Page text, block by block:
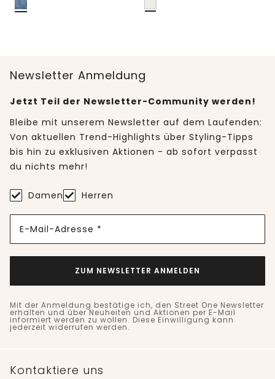
Newsletter Anmeldung
Jetzt Teil der Newsletter-Community werden!
Bleibe mit unserem Newsletter auf dem Laufenden:
Von aktuellen Trend-Highlights über Styling-Tipps
bis hin zu exklusiven Aktionen - ab sofort verpasst
du nichts mehr!
Damen Herren
E-Mail-Adresse *
ZUM NEWSLETTER ANMELDEN
Mit der Anmeldung bestätige ich, den Street One Newsletter
erhalten und über Neuheiten und Aktionen per E-Mail
informiert werden zu wollen. Diese Einwilligung kann
jederzeit widerrufen werden.
Kontaktiere uns